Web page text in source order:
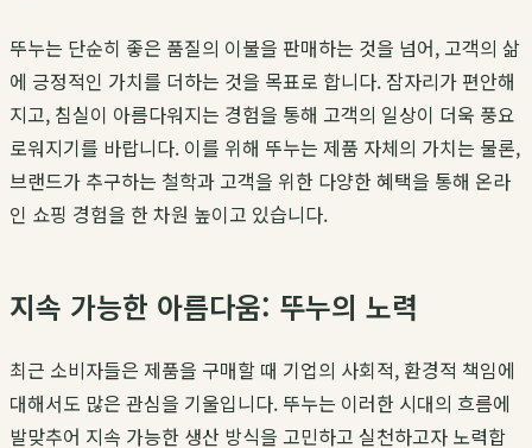
뚜누는 단순히 좋은 품질의 이불을 판매하는 것을 넘어, 고객의 삶
에 긍정적인 가치를 더하는 것을 목표로 합니다. 잠자리가 편안해
지고, 침실이 아름다워지는 경험을 통해 고객의 일상이 더욱 풍요
로워지기를 바랍니다. 이를 위해 뚜누는 제품 자체의 가치는 물론,
브랜드가 추구하는 철학과 고객을 위한 다양한 혜택을 통해 온라
인 쇼핑 경험을 한 차원 높이고 있습니다.
지속 가능한 아름다움: 뚜누의 노력
최근 소비자들은 제품을 구매할 때 기업의 사회적, 환경적 책임에
대해서도 많은 관심을 기울입니다. 뚜누는 이러한 시대의 흐름에
발맞추어 지속 가능한 생산 방식을 고민하고 실천하고자 노력합